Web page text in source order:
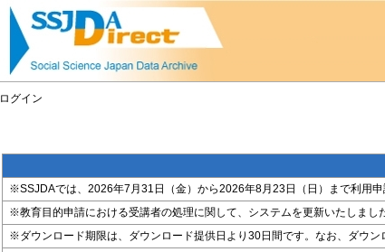
ログイン
※SSJDAでは、2026年7月31日（金）から2026年8月23日（日）まで利用
※教育目的申請における受講者の処理に関して、システムを更新いたしまし
※ダウンロード期限は、ダウンロード提供日より30日間です。なお、ダウン